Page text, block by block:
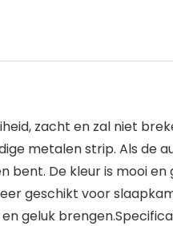
zacht en zal niet
metalen strip. Als de
De kleur is mooi
geschikt voor
geluk